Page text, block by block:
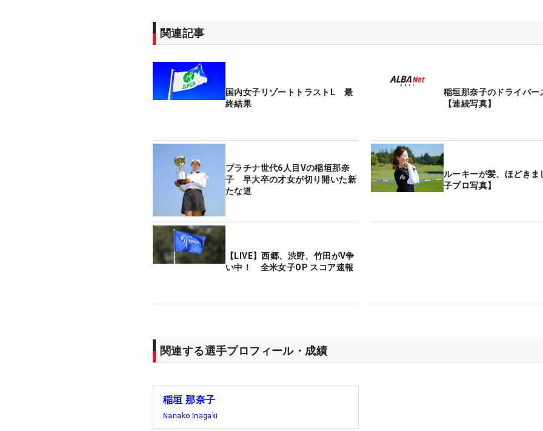
関連記事
国内女子リゾートトラストL 最
終結果
稲垣那奈子のドライバー
【連続写真】
プラチナ世代6人目Vの稲垣那奈
子 早大卒の才女が切り開いた新
たな道
ルーキーが髪、ほどきま
子プロ写真】
【LIVE】西郷、渋野、竹田がV争
い中！ 全米女子OP スコア速報
関連する選手プロフィール・成績
稲垣 那奈子
Nanako Inagaki